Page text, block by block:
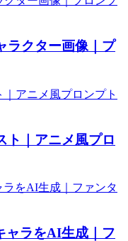
ラクター画像｜プ
ト｜アニメ風プロ
ャラをAI生成｜フ